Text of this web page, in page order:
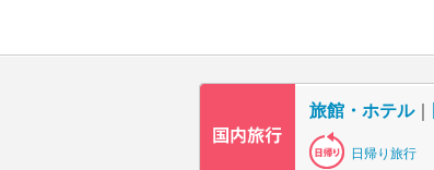
旅館・ホテル｜
日帰り旅行